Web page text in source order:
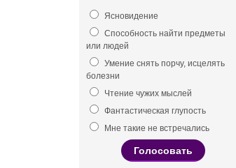
Ясновидение
Способность найти предметы
или людей
Умение снять порчу, исцелять
болезни
Чтение чужих мыслей
Фантастическая глупость
Мне такие не встречались
Голосовать